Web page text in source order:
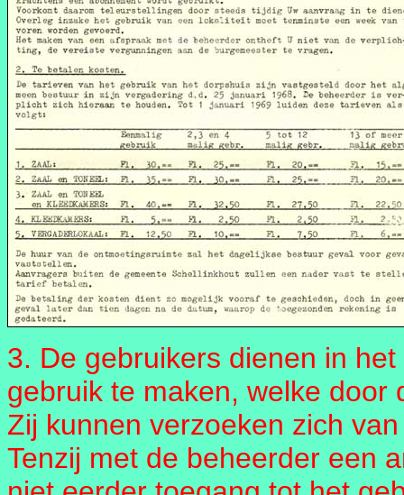
3. De gebruikers dienen in
gebruik te maken, welke door
Zij kunnen verzoeken zich
Tenzij met de beheerder een